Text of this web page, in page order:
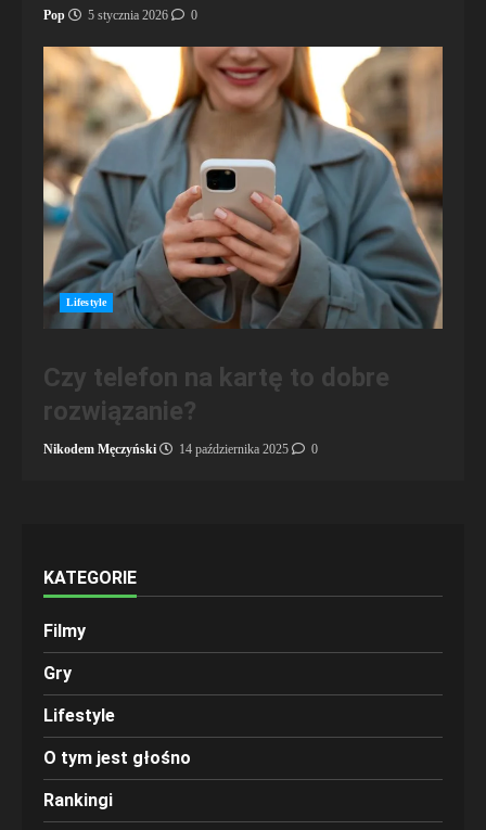
Pop 5 stycznia 2026 0
Lifestyle
Czy telefon na kartę to dobre
rozwiązanie?
Nikodem Męczyński 14 października 2025 0
KATEGORIE
Filmy
Gry
Lifestyle
O tym jest głośno
Rankingi